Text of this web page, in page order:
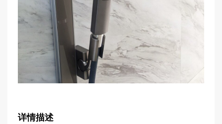
详情描述